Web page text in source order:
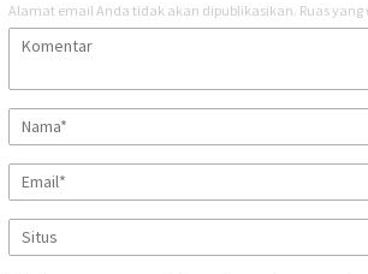
Alamat email Anda tidak akan dipublikasikan. Ruas